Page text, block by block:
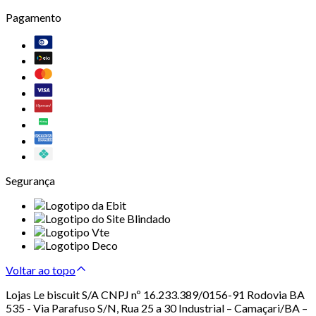
Pagamento
Segurança
Voltar ao topo
Lojas Le biscuit S/A CNPJ nº 16.233.389/0156-91 Rodovia BA
535 - Via Parafuso S/N, Rua 25 a 30 Industrial – Camaçari/BA –